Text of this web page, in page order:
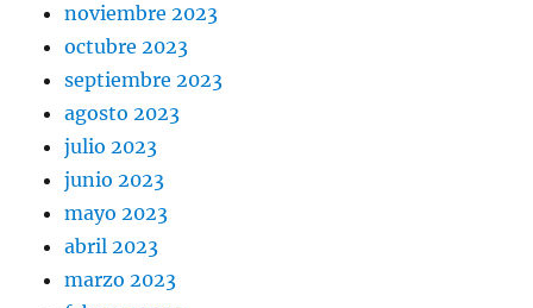
noviembre 2023
octubre 2023
septiembre 2023
agosto 2023
julio 2023
junio 2023
mayo 2023
abril 2023
marzo 2023